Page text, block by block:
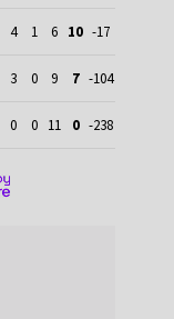
4 1 6 10 -17
3 0 9 7 -104
0 0 11 0 -238